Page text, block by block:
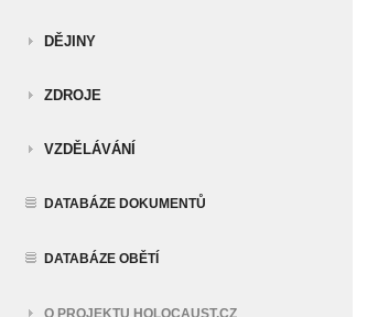
DĚJINY
ZDROJE
VZDĚLÁVÁNÍ
DATABÁZE DOKUMENTŮ
DATABÁZE OBĚTÍ
O PROJEKTU HOLOCAUST.CZ